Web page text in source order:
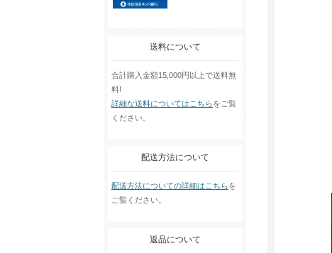
送料について
合計購入金額15,000円以上で送料無
料!
詳細な送料についてはこちらをご覧
ください。
配送方法について
配送方法についての詳細はこちらを
ご覧ください。
返品について